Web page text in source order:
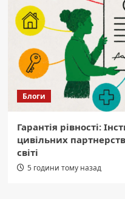
Блоги
Гарантія рівності:
цивільних
світі
5 години тому назад